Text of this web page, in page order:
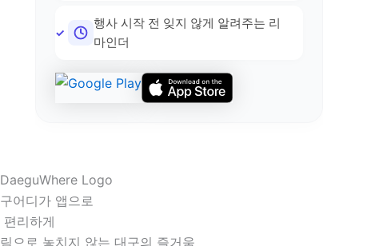
행사 시작 전 잊지 않게 알려주는 리
마인더
어디가 앱으로
편리하게
으로 놓치지 않는 대구의 즐거움